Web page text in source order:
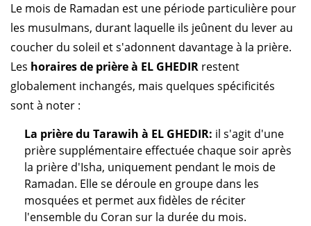
Le mois de Ramadan est une période particulière pour
les musulmans, durant laquelle ils jeûnent du lever au
coucher du soleil et s'adonnent davantage à la prière.
Les horaires de prière à EL GHEDIR restent
globalement inchangés, mais quelques spécificités
sont à noter :
La prière du Tarawih à EL GHEDIR: il s'agit d'une
prière supplémentaire effectuée chaque soir après
la prière d'Isha, uniquement pendant le mois de
Ramadan. Elle se déroule en groupe dans les
mosquées et permet aux fidèles de réciter
l'ensemble du Coran sur la durée du mois.